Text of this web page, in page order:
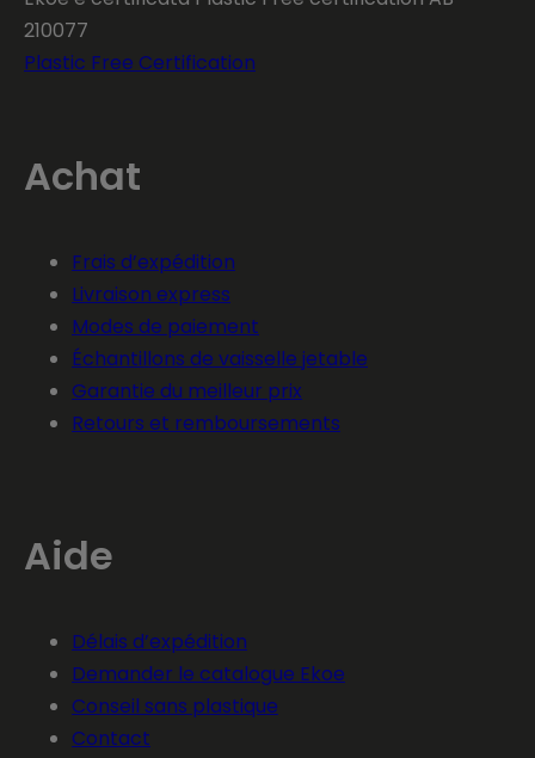
210077
Plastic Free Certification
Achat
Frais d’expédition
Livraison express
Modes de paiement
Échantillons de vaisselle jetable
Garantie du meilleur prix
Retours et remboursements
Aide
Délais d’expédition
Demander le catalogue Ekoe
Conseil sans plastique
Contact